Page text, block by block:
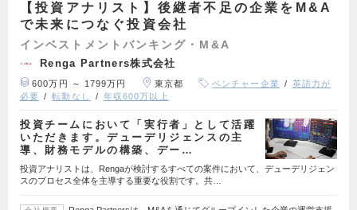
【投資アナリスト】後継者不足の企業をM&A
で未来につなぐ投資会社
インベストメントバンキング・M&A
Renga Partners株式会社
600万円 ～ 1799万円 東京都 ベンチャー企業
英語力が
必要
転勤なし 年収600万以上
投資チームにおいて「実行者」として活躍
いただきます。デューデリジェンスの主
導、財務モデルの構築、デー…
投資アナリストは、Rengaが検討するすべての案件において、デューデリジェン
スのプロセス全体を主導する重要な役割です。共…